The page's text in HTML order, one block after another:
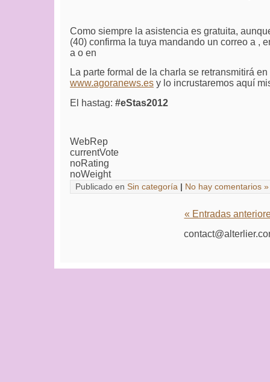
Como siempre la asistencia es gratuita,
(40) confirma la tuya mandando un correo a ,
a o en
La parte formal de la charla se retransmitirá
www.agoranews.es y lo incrustaremos aquí
El hastag: #eStas2012
WebRep
currentVote
noRating
noWeight
Publicado en Sin categoría | No hay comentarios »
« Entradas